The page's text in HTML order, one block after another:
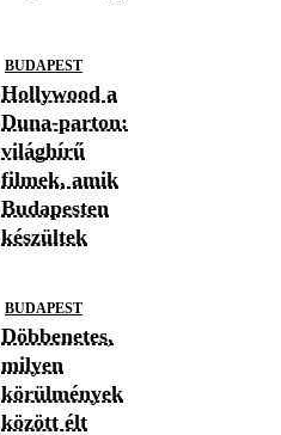
BUDAPEST
Hollywood a
Duna-parton:
világhírű
filmek, amik
Budapesten
készültek
BUDAPEST
Döbbenetes,
milyen
körülmények
között élt